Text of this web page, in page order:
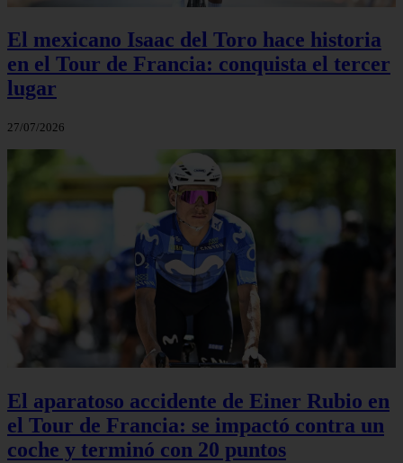
El mexicano Isaac del Toro hace historia
en el Tour de Francia: conquista el tercer
lugar
27/07/2026
El aparatoso accidente de Einer Rubio en
el Tour de Francia: se impactó contra un
coche y terminó con 20 puntos